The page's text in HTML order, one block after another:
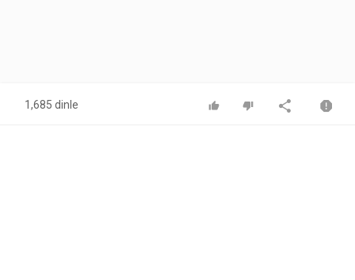
1,685 dinle